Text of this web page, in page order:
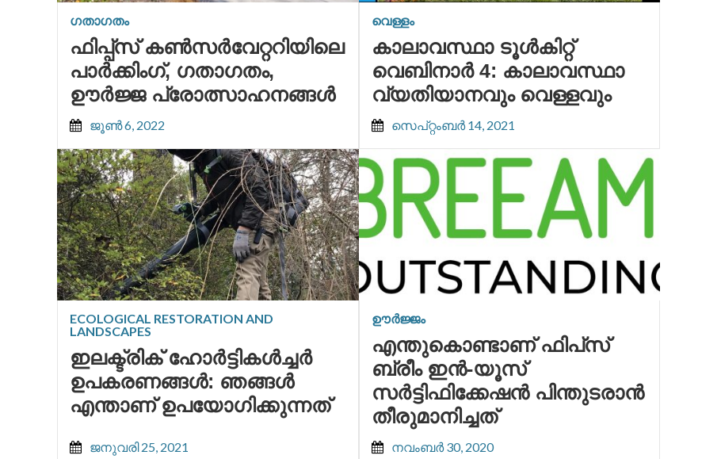
ഗതാഗതം
ഫിപ്പ്സ് കൺസർവേറ്ററിയിലെ
പാർക്കിംഗ്, ഗതാഗതം,
ഊർജ്ജ പ്രോത്സാഹനങ്ങൾ
ജൂൺ 6, 2022
വെള്ളം
കാലാവസ്ഥാ ടൂൾകിറ്റ്
വെബിനാർ 4: കാലാവസ്ഥാ
വ്യതിയാനവും വെള്ളവും
സെപ്റ്റംബർ 14, 2021
ECOLOGICAL RESTORATION AND
LANDSCAPES
ഇലക്ട്രിക് ഹോർട്ടികൾച്ചർ
ഉപകരണങ്ങൾ: ഞങ്ങൾ
എന്താണ് ഉപയോഗിക്കുന്നത്
ജനുവരി 25, 2021
ഊർജ്ജം
എന്തുകൊണ്ടാണ് ഫിപ്‌സ്
ബ്രീം ഇൻ-യൂസ്
സർട്ടിഫിക്കേഷൻ പിന്തുടരാൻ
തീരുമാനിച്ചത്
നവംബർ 30, 2020